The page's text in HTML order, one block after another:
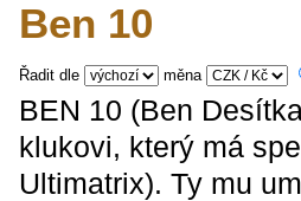
Ben 10
Řadit dle měna
BEN 10 (Ben
klukovi, který má
Ultimatrix). Ty mu